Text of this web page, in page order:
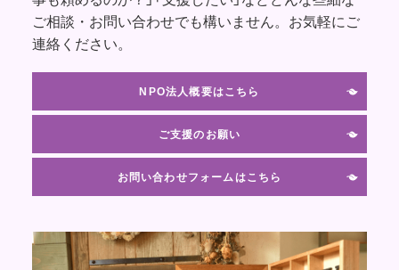
ご相談・お問い合わせでも構いません。お気軽にご
連絡ください。
NPO法人概要はこちら
ご支援のお願い
お問い合わせフォームはこちら